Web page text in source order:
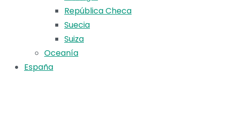
República Checa
Suecia
Suiza
Oceanía
España